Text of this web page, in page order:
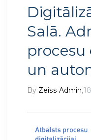
Salā.
procesu
un
By Zeiss Admin,